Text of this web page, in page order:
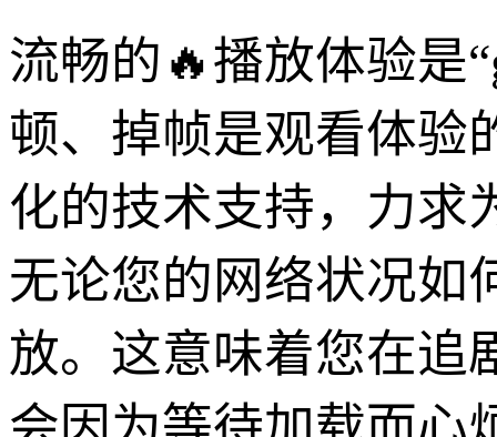
流畅的🔥播放体验是
顿、掉帧是观看体验
化的技术支持，力求
无论您的网络状况如
放。这意味着您在追